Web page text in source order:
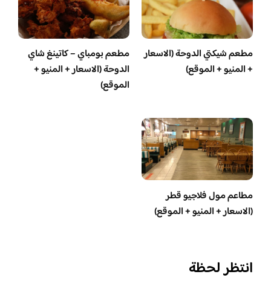
مطعم شيكتي الدوحة (الاسعار
+ المنيو + الموقع)
مطعم بومباي – كاتينغ شاي
الدوحة (الاسعار + المنيو +
الموقع)
مطاعم مول فلاجيو قطر
(الاسعار + المنيو + الموقع)
انتظر لحظة